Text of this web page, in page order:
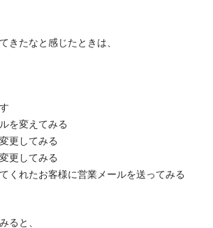
きたなと感じたときは、
を変えてみる
更してみる
更してみる
くれたお客様に営業メールを送ってみる
ると、